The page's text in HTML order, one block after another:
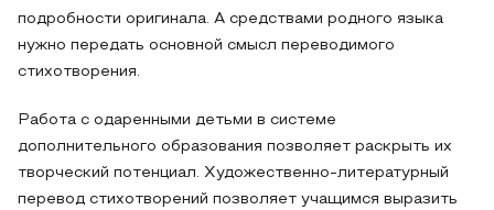
подробности оригинала. А средствами родного языка
нужно передать основной смысл переводимого
стихотворения.
Работа с одаренными детьми в системе
дополнительного образования позволяет раскрыть их
творческий потенциал. Художественно-литературный
перевод стихотворений позволяет учащимся выразить